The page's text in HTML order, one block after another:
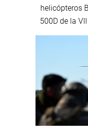
helicópteros
500D de la